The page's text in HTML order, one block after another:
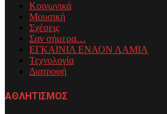
Κοινωνικά
Μουσική
Σχέσεις
Σαν σήμερα…
ΕΓΚΑΙΝΙΑ ΕΝΑΟΝ ΛΑΜΙΑ
Τεχνολογία
Διατροφή
ΑΘΛΗΤΙΣΜΟΣ